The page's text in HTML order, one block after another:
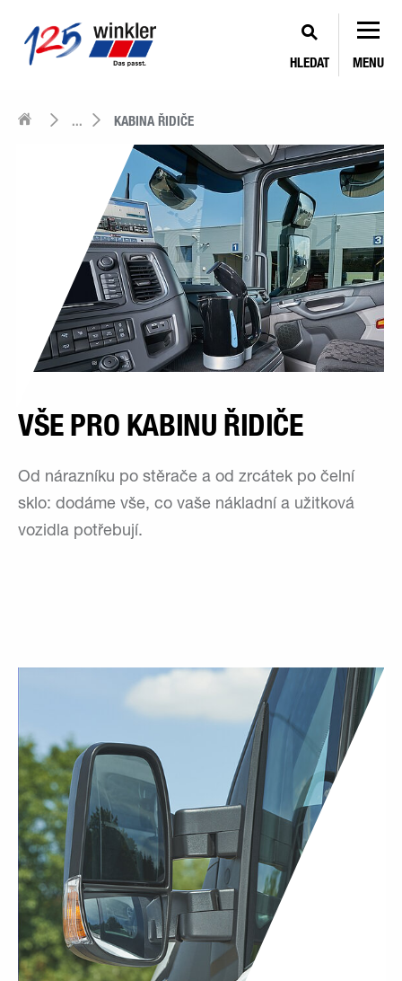
HLEDAT MENU
... KABINA ŘIDIČE
VŠE PRO KABINU ŘIDIČE
Od nárazníku po stěrače a od zrcátek po čelní
sklo: dodáme vše, co vaše nákladní a užitková
vozidla potřebují.